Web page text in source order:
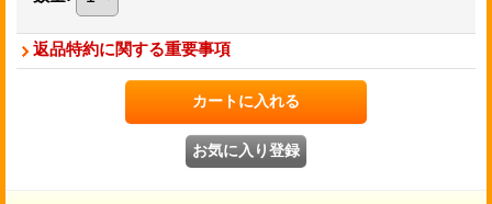
返品特約に関する重要事項